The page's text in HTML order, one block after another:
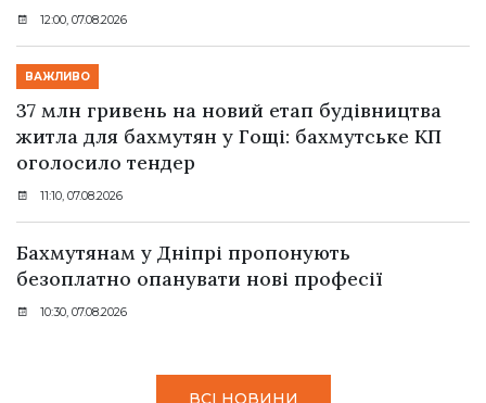
12:00, 07.08.2026
ВАЖЛИВО
37 млн гривень на новий етап будівництва
житла для бахмутян у Гощі: бахмутське КП
оголосило тендер
11:10, 07.08.2026
Бахмутянам у Дніпрі пропонують
безоплатно опанувати нові професії
10:30, 07.08.2026
ВСІ НОВИНИ